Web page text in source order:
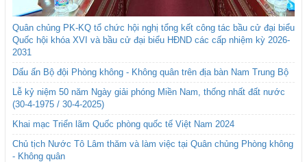
Quân chủng PK-KQ tổ chức hội nghị tổng kết công tác bầu cử đại biểu
Quốc hội khóa XVI và bầu cử đại biểu HĐND các cấp nhiệm kỳ 2026-
2031
Dấu ấn Bộ đội Phòng không - Không quân trên địa bàn Nam Trung Bộ
Lễ kỷ niệm 50 năm Ngày giải phóng Miền Nam, thống nhất đất nước
(30-4-1975 / 30-4-2025)
Khai mạc Triển lãm Quốc phòng quốc tế Việt Nam 2024
Chủ tịch Nước Tô Lâm thăm và làm việc tại Quân chủng Phòng không
- Không quân